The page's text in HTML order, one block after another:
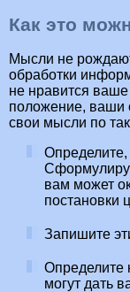
Как это
Мысли не
обработки
не нравится
положение, ваши
свои мысли по
Определите,
вам может
постановки
Запишите
Определите
могут дать